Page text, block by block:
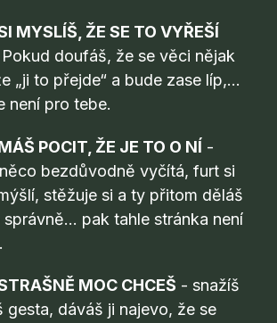
MYSLÍŠ, ŽE SE TO VYŘEŠÍ
doufáš, že se věci nějak
„ji to přejde“ a bude zase líp,…
není pro tebe.
POCIT, ŽE JE TO O NÍ -
bezdůvodně vyčítá, furt si
stěžuje si a ty přitom děláš
pak tahle stránka není
MOC CHCEŠ - snažíš
gesta, dáváš ji najevo, že se